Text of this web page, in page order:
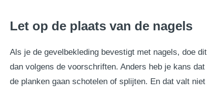
Let op de plaats van de nagels
Als je de gevelbekleding bevestigt met nagels, doe dit
dan volgens de voorschriften. Anders heb je kans dat
de planken gaan schotelen of splijten. En dat valt niet